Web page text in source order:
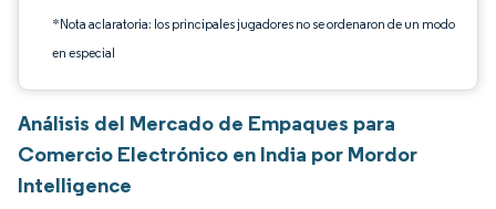
*Nota aclaratoria: los principales jugadores no se ordenaron de un modo
en especial
Análisis del Mercado de Empaques para
Comercio Electrónico en India por Mordor
Intelligence